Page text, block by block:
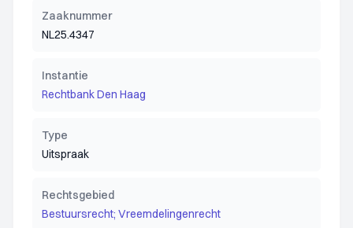
Zaaknummer
NL25.4347
Instantie
Rechtbank Den Haag
Type
Uitspraak
Rechtsgebied
Bestuursrecht; Vreemdelingenrecht